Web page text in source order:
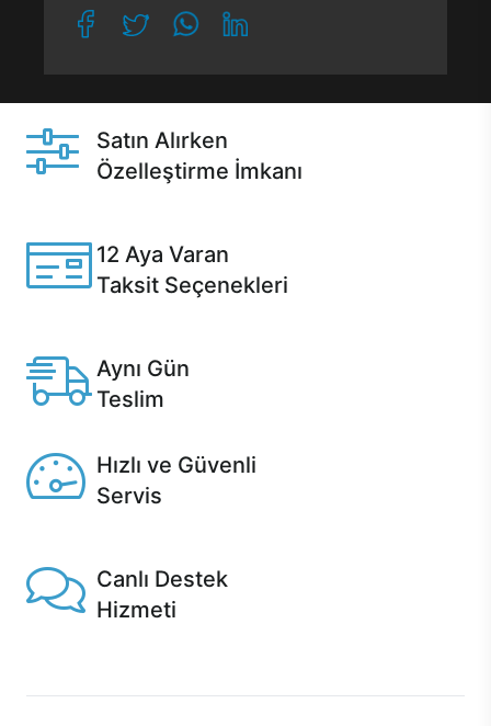
Satın Alırken
Özelleştirme İmkanı
12 Aya Varan
Taksit Seçenekleri
Aynı Gün
Teslim
Hızlı ve Güvenli
Servis
Canlı Destek
Hizmeti